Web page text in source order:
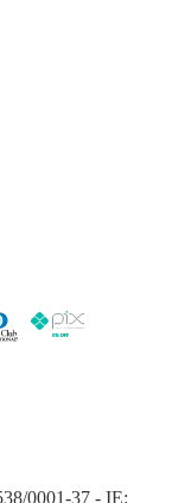
0001-37 - IE: